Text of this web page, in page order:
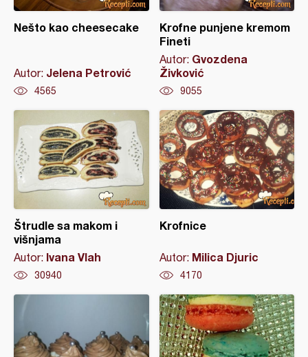
Nešto kao cheesecake
Autor: Jelena Petrović
4565
Krofne punjene kremom
Fineti
Autor: Gvozdena
Živković
9055
Štrudle sa makom i
višnjama
Autor: Ivana Vlah
30940
Krofnice
Autor: Milica Djuric
4170